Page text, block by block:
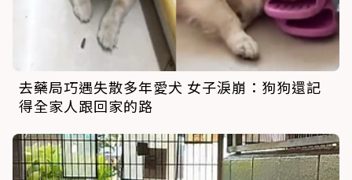
去藥局巧遇失散多年愛犬 女子淚崩：狗狗還記
得全家人跟回家的路